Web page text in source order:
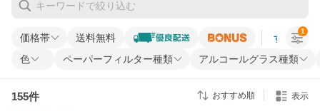
価格帯 送料無料 すべての条
色 ペーパーフィルター種類 アルコールグラス種類
1
155件 おすすめ順 表示